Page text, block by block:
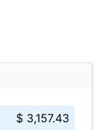
$ 3,157.43